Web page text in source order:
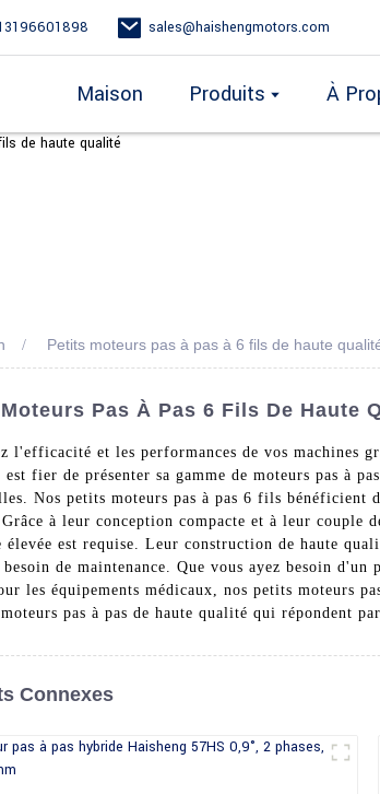
sales@haishengmotors.com
Maison Produits À
Petits moteurs pas à pas à 6 fils de haute
Pas À Pas 6 Fils De Haute
l'efficacité et les performances de vos machines
fier de présenter sa gamme de moteurs pas à
Nos petits moteurs pas à pas 6 fils bénéficient
Grâce à leur conception compacte et à leur couple
élevée est requise. Leur construction de haute
de maintenance. Que vous ayez besoin
les équipements médicaux, nos petits moteurs
pas à pas de haute qualité qui répondent
Connexes